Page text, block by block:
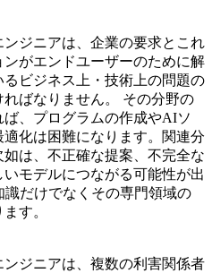
ジニアは、企業の要求とこれ
ンがエンドユーザーのために解
ビジネス上・技術上の問題の
ばなりません。
その分野の
、プログラムの作成やAIソ
適化は困難になります。関連分
は、不正確な提案、不完全な
モデルにつながる可能性が出
だけでなくその専門領域の
す。
ンジニアは、複数の利害関係者